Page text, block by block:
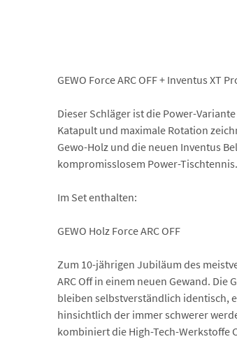
GEWO Force ARC OFF + Inventus XT
Dieser Schläger ist die Power-
Katapult und maximale Rotation
Gewo-Holz und die neuen Inventus
kompromisslosem Power-Tischtennis.
Im Set enthalten:
GEWO Holz Force ARC OFF
Zum 10-jährigen Jubiläum des
ARC Off in einem neuen Gewand.
bleiben selbstverständlich identisch,
hinsichtlich der immer schwerer
kombiniert die High-Tech-Werkstoffe